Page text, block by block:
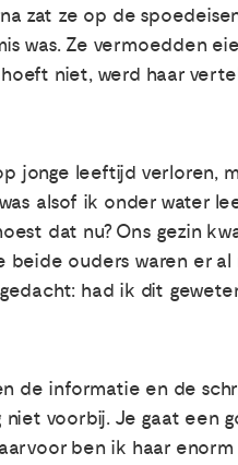
zat ze op de
was. Ze vermoedden
niet, werd haar
jonge leeftijd verloren,
alsof ik onder water
dat nu? Ons gezin
ouders waren er
had ik dit
de informatie en de
voorbij. Je gaat een
ben ik haar enorm